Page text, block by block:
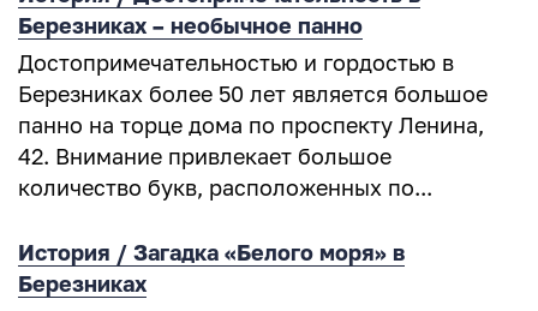
Березниках – необычное панно
Достопримечательностью и гордостью в
Березниках более 50 лет является большое
панно на торце дома по проспекту Ленина,
42. Внимание привлекает большое
количество букв, расположенных по...
История / Загадка «Белого моря» в
Березниках